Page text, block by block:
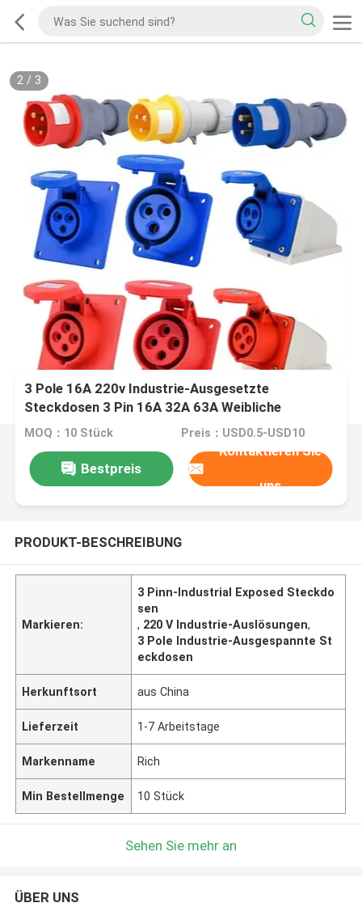
2/ 3
3 Pole 16A 220v Industrie-Ausgesetzte
Steckdosen 3 Pin 16A 32A 63A Weibliche
wasserdichte Steckdose
MOQ：10 Stück Preis：USD0.5-USD10
Bestpreis
Kontaktieren Sie
uns
PRODUKT-BESCHREIBUNG
Markieren:
3 Pinn-Industrial Exposed Steckdo
sen
, 220 V Industrie-Auslösungen,
3 Pole Industrie-Ausgespannte St
eckdosen
Herkunftsort aus China
Lieferzeit 1-7 Arbeitstage
Markenname Rich
Min Bestellmenge 10 Stück
Sehen Sie mehr an
ÜBER UNS